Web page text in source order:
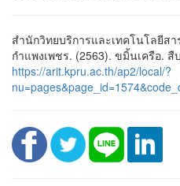
สำนักวิทยบริการและเทคโนโลยีส
กำแพงเพชร. (2563). ขมิ้นเครือ.
https://arit.kpru.ac.th/ap2/local/?